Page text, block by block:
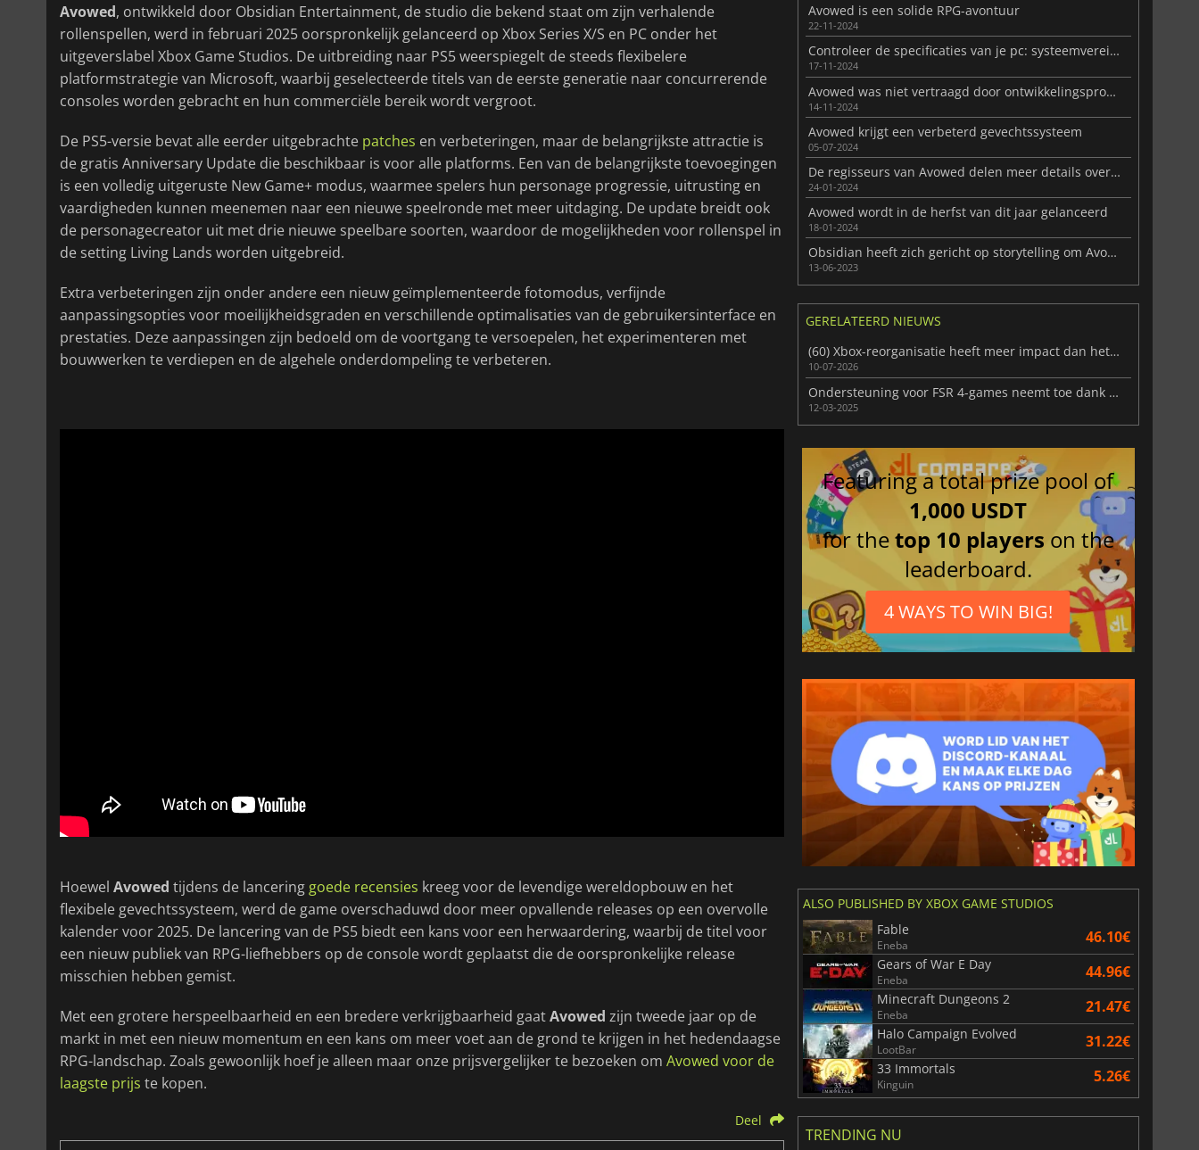
Avowed, ontwikkeld door Obsidian Entertainment, de studio die bekend staat om zijn verhalende
rollenspellen, werd in februari 2025 oorspronkelijk gelanceerd op Xbox Series X/S en PC onder het
uitgeverslabel Xbox Game Studios. De uitbreiding naar PS5 weerspiegelt de steeds flexibelere
platformstrategie van Microsoft, waarbij geselecteerde titels van de eerste generatie naar concurrerende
consoles worden gebracht en hun commerciële bereik wordt vergroot.
De PS5-versie bevat alle eerder uitgebrachte patches en verbeteringen, maar de belangrijkste attractie is
de gratis Anniversary Update die beschikbaar is voor alle platforms. Een van de belangrijkste toevoegingen
is een volledig uitgeruste New Game+ modus, waarmee spelers hun personage progressie, uitrusting en
vaardigheden kunnen meenemen naar een nieuwe speelronde met meer uitdaging. De update breidt ook
de personagecreator uit met drie nieuwe speelbare soorten, waardoor de mogelijkheden voor rollenspel in
de setting Living Lands worden uitgebreid.
Extra verbeteringen zijn onder andere een nieuw geïmplementeerde fotomodus, verfijnde
aanpassingsopties voor moeilijkheidsgraden en verschillende optimalisaties van de gebruikersinterface en
prestaties. Deze aanpassingen zijn bedoeld om de voortgang te versoepelen, het experimenteren met
bouwwerken te verdiepen en de algehele onderdompeling te verbeteren.
Hoewel Avowed tijdens de lancering goede recensies kreeg voor de levendige wereldopbouw en het
flexibele gevechtssysteem, werd de game overschaduwd door meer opvallende releases op een overvolle
kalender voor 2025. De lancering van de PS5 biedt een kans voor een herwaardering, waarbij de titel voor
een nieuw publiek van RPG-liefhebbers op de console wordt geplaatst die de oorspronkelijke release
misschien hebben gemist.
Met een grotere herspeelbaarheid en een bredere verkrijgbaarheid gaatAvowed zijn tweede jaar op de
markt in met een nieuw momentum en een kans om meer voet aan de grond te krijgen in het hedendaagse
RPG-landschap. Zoals gewoonlijk hoef je alleen maar onze prijsvergelijker te bezoeken om Avowed voor de
laagste prijs te kopen.
Deel
Avowed is een solide RPG-avontuur
22-11-2024
Controleer de specificaties van je pc: systeemvereisten voor Avowed onthuld
17-11-2024
Avowed was niet vertraagd door ontwikkelingsproblemen
14-11-2024
Avowed krijgt een verbeterd gevechtssysteem
05-07-2024
De regisseurs van Avowed delen meer details over het spel
24-01-2024
Avowed wordt in de herfst van dit jaar gelanceerd
18-01-2024
Obsidian heeft zich gericht op storytelling om Avowed anders te maken
13-06-2023
GERELATEERD NIEUWS
(60) Xbox-reorganisatie heeft meer impact dan het lijkt
10-07-2026
Ondersteuning voor FSR 4-games neemt toe dank OptiScaler-mod
12-03-2025
Featuring a total prize pool of
1,000 USDT
for thetop 10 players on the
leaderboard.
4 WAYS TO WIN BIG!
ALSO PUBLISHED BY XBOX GAME STUDIOS
Fable
Eneba 46.10€
Gears of War E Day
Eneba 44.96€
Minecraft Dungeons 2
Eneba 21.47€
Halo Campaign Evolved
LootBar 31.22€
33 Immortals
Kinguin 5.26€
TRENDING NU